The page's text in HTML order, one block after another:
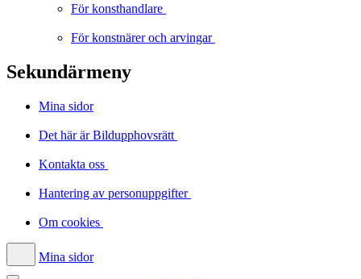
För konsthandlare
För konstnärer och arvingar
Sekundärmeny
Mina sidor
Det här är Bildupphovsrätt
Kontakta oss
Hantering av personuppgifter
Om cookies
Mina sidor